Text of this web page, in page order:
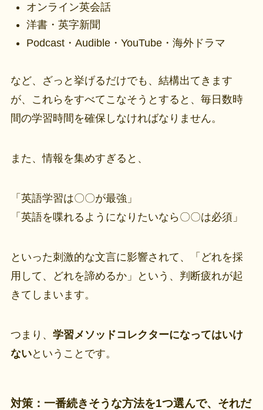
オンライン英会話
洋書・英字新聞
Podcast・Audible・YouTube・海外ドラマ
など、ざっと挙げるだけでも、結構出てきます
が、これらをすべてこなそうとすると、毎日数時
間の学習時間を確保しなければなりません。
また、情報を集めすぎると、
「英語学習は〇〇が最強」
「英語を喋れるようになりたいなら〇〇は必須」
といった刺激的な文言に影響されて、「どれを採
用して、どれを諦めるか」という、判断疲れが起
きてしまいます。
つまり、 学習メソッドコレクターになってはいけ
ないということです。
対策：一番続きそうな方法を1つ選んで、それだ